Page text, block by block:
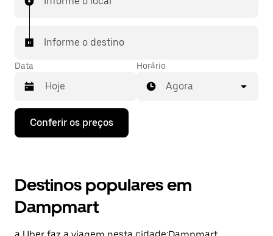
Informe o destino
Data
Pressione
seta
interagir
com
o
calendário
Horário
Agora
Conferir os preços
Destinos populares em
Dampmart